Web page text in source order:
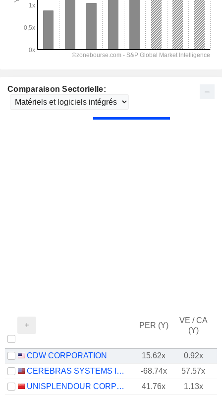
Comparaison Sectorielle:
PER (Y)
VE / CA
(Y)
CDW CORPORATION 15.62x 0.92x
CEREBRAS SYSTEMS INC.
-68.74x 57.57x
UNISPLENDOUR CORPORATION LIMITED
41.76x 1.13x